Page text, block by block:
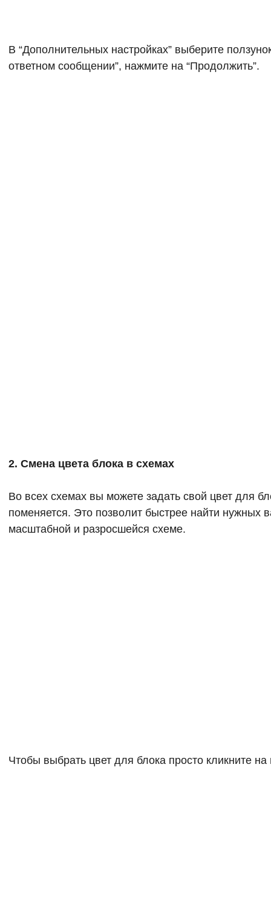
В “Дополнительных настройках” выберите
ответном сообщении”, нажмите на “Продолжить”.
2. Смена цвета блока в схемах
Во всех схемах вы можете задать свой цвет для
поменяется. Это позволит быстрее найти нужных
масштабной и разросшейся схеме.
Чтобы выбрать цвет для блока просто кликните на